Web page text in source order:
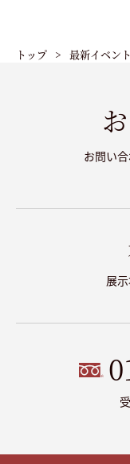
トップ 最新イベント
お問い
展